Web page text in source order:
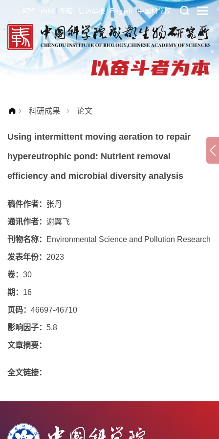
ARP 内网 邮箱 信访举报 English 中国科学院
科研成果 论文
Using intermittent moving aeration to repair
hypereutrophic pond: Nutrient removal
efficiency and microbial diversity analysis
稿件作者： 张丹
通讯作者： 谢翼飞
刊物名称： Environmental Science and Pollution Research
发表年份： 2023
卷： 30
期： 16
页码： 46697-46710
影响因子： 5.8
文章摘要：
全文链接：